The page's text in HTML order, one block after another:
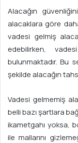
Alacağın
alacaklara göre
vadesi gelmiş
edebilirken,
bulunmaktadır. Bu
şekilde alacağın
Vadesi gelmemiş
belli bazı şartlara
ikametgahı yoksa,
ile mallarını